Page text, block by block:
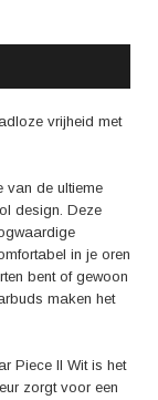
snoeren meer
Met een
Langdurig
beter? De positieve
de comfortabele
mogelijkheid om
de
bent, reist of
volledig kunt
je een combinatie
vrijheid met
van de ultieme
design. Deze
in je oren
bent of gewoon
maken het
Piece II Wit is het
zorgt voor een